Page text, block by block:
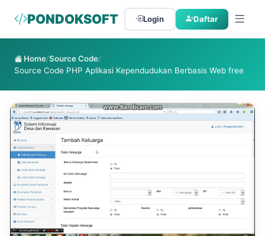
PONDOKSOFT Login Daftar
Home/Source Code/
Source Code PHP Aplikasi Kependudukan Berbasis Web free